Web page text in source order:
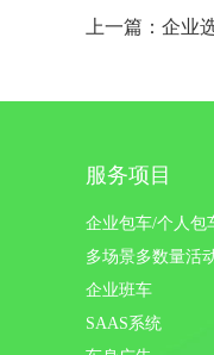
上一篇：企业
服务项目
企业包车/个人包
多场景多数量活
企业班车
SAAS系统